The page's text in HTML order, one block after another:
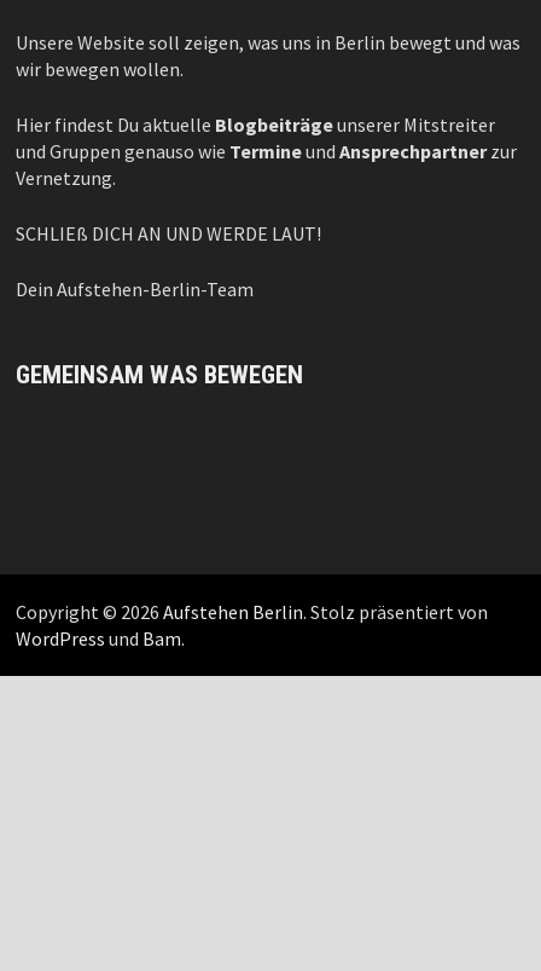
Unsere Website soll zeigen, was uns in Berlin bewegt und was
wir bewegen wollen.
Hier findest Du aktuelle Blogbeiträgeunserer Mitstreiter
und Gruppen genauso wie Termineund Ansprechpartnerzur
Vernetzung.
SCHLIEß DICH AN UND WERDE LAUT!
Dein Aufstehen-Berlin-Team
GEMEINSAM WAS BEWEGEN
Copyright © 2026 Aufstehen Berlin. Stolz präsentiert von
WordPress und Bam.